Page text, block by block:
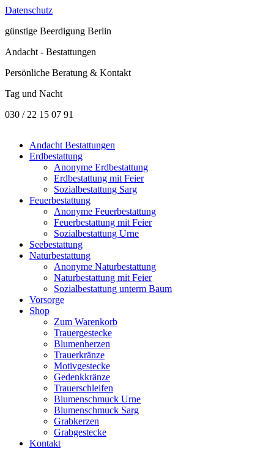
Datenschutz
günstige Beerdigung Berlin
Andacht - Bestattungen
Persönliche Beratung & Kontakt
Tag und Nacht
030 / 22 15 07 91
Andacht Bestattungen
Erdbestattung
Anonyme Erdbestattung
Erdbestattung mit Feier
Sozialbestattung Sarg
Feuerbestattung
Anonyme Feuerbestattung
Feuerbestattung mit Feier
Sozialbestattung Urne
Seebestattung
Naturbestattung
Anonyme Naturbestattung
Naturbestattung mit Feier
Sozialbestattung unterm Baum
Vorsorge
Shop
Zum Warenkorb
Trauergestecke
Blumenherzen
Trauerkränze
Motivgestecke
Gedenkkränze
Trauerschleifen
Blumenschmuck Urne
Blumenschmuck Sarg
Grabkerzen
Grabgestecke
Kontakt